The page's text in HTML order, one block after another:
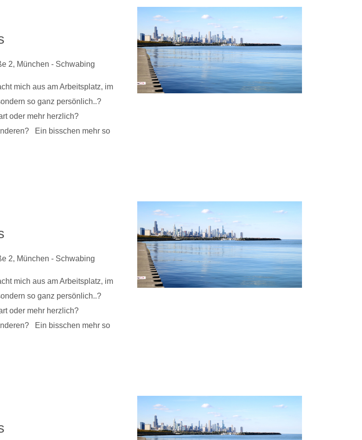
2, München - Schwabing
mich aus am Arbeitsplatz, im
so ganz persönlich..?
oder mehr herzlich?
Ein bisschen mehr so
2, München - Schwabing
mich aus am Arbeitsplatz, im
so ganz persönlich..?
oder mehr herzlich?
Ein bisschen mehr so